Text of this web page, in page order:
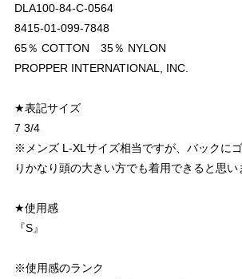
DLA100-84-C-0564
8415-01-099-7848
65％ COTTON 35％ NYLON
PROPPER INTERNATIONAL, INC.
★表記サイズ
7 3/4
※メンズ L-XLサイズ相当ですが、バックに
りかなり頭の大きい方でも着用できると思い
★使用感
『S』
※使用感のランク